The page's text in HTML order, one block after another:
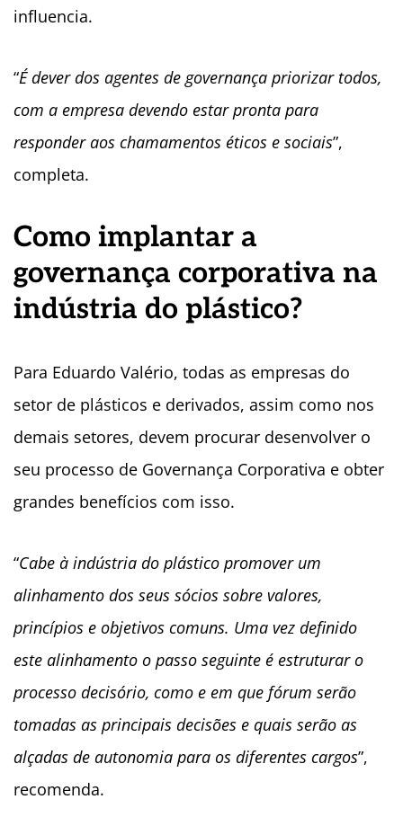
influencia.
“É dever dos agentes de governança priorizar todos,
com a empresa devendo estar pronta para
responder aos chamamentos éticos e sociais”,
completa.
Como implantar a
governança corporativa na
indústria do plástico?
Para Eduardo Valério, todas as empresas do
setor de plásticos e derivados, assim como nos
demais setores, devem procurar desenvolver o
seu processo de Governança Corporativa e obter
grandes benefícios com isso.
“Cabe à indústria do plástico promover um
alinhamento dos seus sócios sobre valores,
princípios e objetivos comuns. Uma vez definido
este alinhamento o passo seguinte é estruturar o
processo decisório, como e em que fórum serão
tomadas as principais decisões e quais serão as
alçadas de autonomia para os diferentes cargos”,
recomenda.